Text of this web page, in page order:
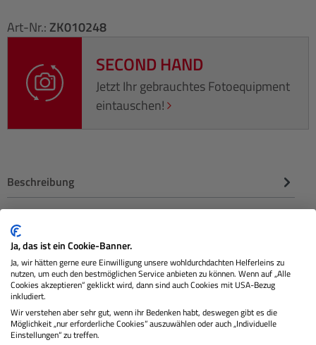
Art-Nr.: ZK010248
SECOND HAND
Jetzt Ihr gebrauchtes Fotoequipment
eintauschen!
Beschreibung
ausgewählter Mittelformatobjektive an der Fujifilm GFX
50S und eröffne…Mehr
Herstellerinformationen
Bewertungen
Ja, das ist ein Cookie-Banner.
Ja, wir hätten gerne eure Einwilligung unsere wohldurchdachten Helferleins zu
nutzen, um euch den bestmöglichen Service anbieten zu können. Wenn auf „Alle
Cookies akzeptieren“ geklickt wird, dann sind auch Cookies mit USA-Bezug
inkludiert.
Wir verstehen aber sehr gut, wenn ihr Bedenken habt, deswegen gibt es die
Möglichkeit „nur erforderliche Cookies“ auszuwählen oder auch „Individuelle
Einstellungen“ zu treffen.